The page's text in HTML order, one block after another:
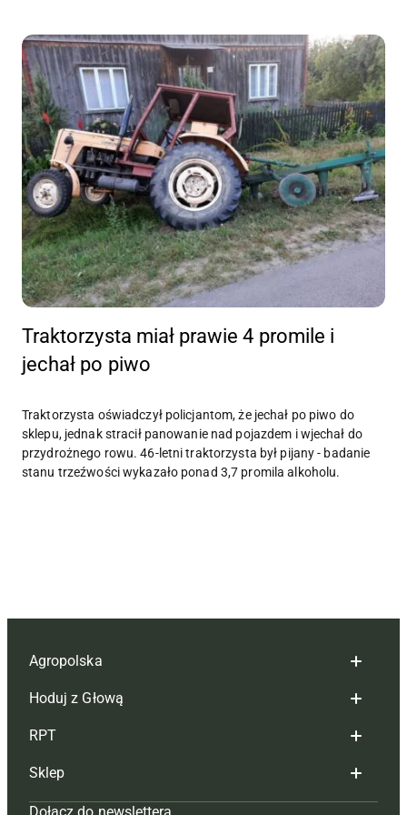
Traktorzysta miał prawie 4 promile i
jechał po piwo
Traktorzysta oświadczył policjantom, że jechał po piwo do
sklepu, jednak stracił panowanie nad pojazdem i wjechał do
przydrożnego rowu. 46-letni traktorzysta był pijany - badanie
stanu trzeźwości wykazało ponad 3,7 promila alkoholu.
Agropolska
Redakcja
Reklama
Tagi
Hoduj z Głową
Hoduj z głową bydło
Hoduj z głową świnie
RPT
Redakcja
Sklep